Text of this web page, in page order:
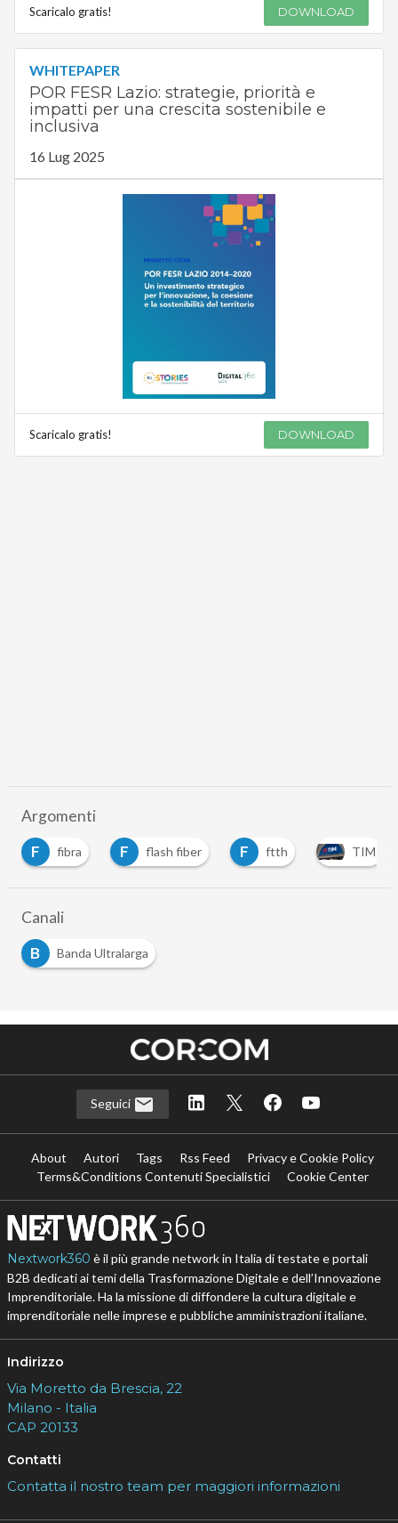
Scaricalo gratis! DOWNLOAD
WHITEPAPER
POR FESR Lazio: strategie, priorità e
impatti per una crescita sostenibile e
inclusiva
16 Lug 2025
Scaricalo gratis! DOWNLOAD
Argomenti
F
fibra F flash fiber F ftth TIM
Canali
B
Banda Ultralarga
Seguici
About Autori Tags Rss Feed
Privacy e Cookie Policy
Terms&Conditions Contenuti Specialistici
Cookie Center
Nextwork360 è il più grande network in Italia di testate e portali
B2B dedicati ai temi della Trasformazione Digitale e dell’Innovazione
Imprenditoriale. Ha la missione di diffondere la cultura digitale e
imprenditoriale nelle imprese e pubbliche amministrazioni italiane.
Indirizzo
Via Moretto da Brescia, 22
Milano - Italia
CAP 20133
Contatti
Contatta il nostro team per maggiori informazioni